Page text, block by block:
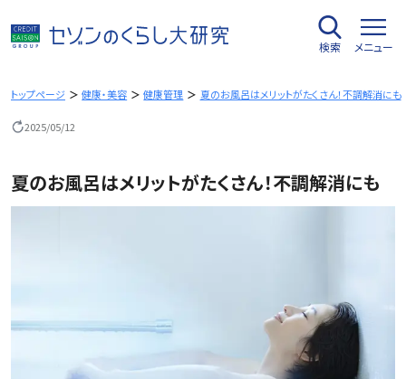
容
を
キ
検索 メニュー
トップページ 健康・美容 健康管理 夏のお風呂はメリットがたくさん！不調解消にも
2025/05/12
夏のお風呂はメリットがたくさん！不調解消にも